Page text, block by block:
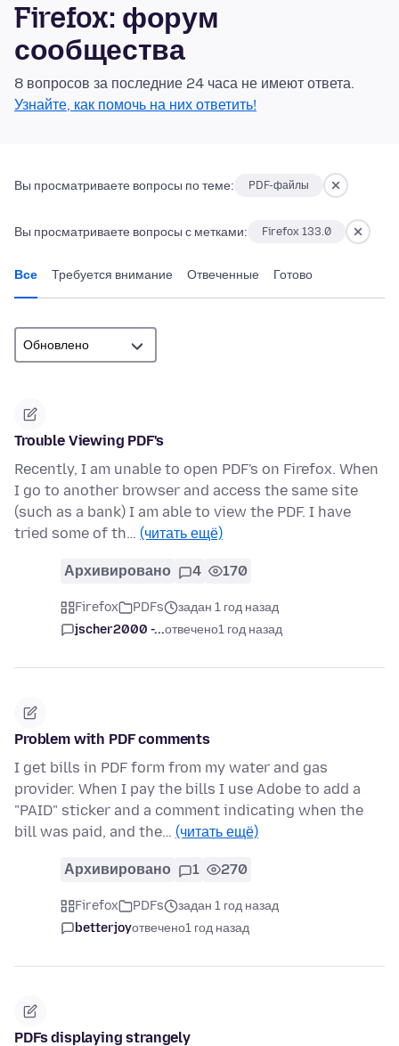
Firefox: форум
сообщества
8 вопросов за последние 24 часа не имеют ответа.
Узнайте, как помочь на них ответить!
Вы просматриваете вопросы по теме: PDF-файлы
Вы просматриваете вопросы с метками: Firefox 133.0
Все Требуется внимание Отвеченные Готово
Trouble Viewing PDF's
Recently, I am unable to open PDF's on Firefox. When
I go to another browser and access the same site
(such as a bank) I am able to view the PDF. I have
tried some of th… (читать ещё)
Архивировано 4 170
Firefox PDFs
задан 1 год назад
jscher2000 -...отвечено1 год назад
Problem with PDF comments
I get bills in PDF form from my water and gas
provider. When I pay the bills I use Adobe to add a
"PAID" sticker and a comment indicating when the
bill was paid, and the… (читать ещё)
Архивировано 1 270
Firefox PDFs
задан 1 год назад
betterjoyотвечено1 год назад
PDFs displaying strangely